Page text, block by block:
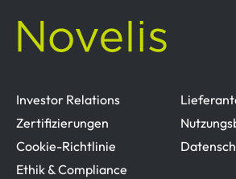
Investor Relations
Zertifizierungen
Cookie-Richtlinie
Ethik & Compliance